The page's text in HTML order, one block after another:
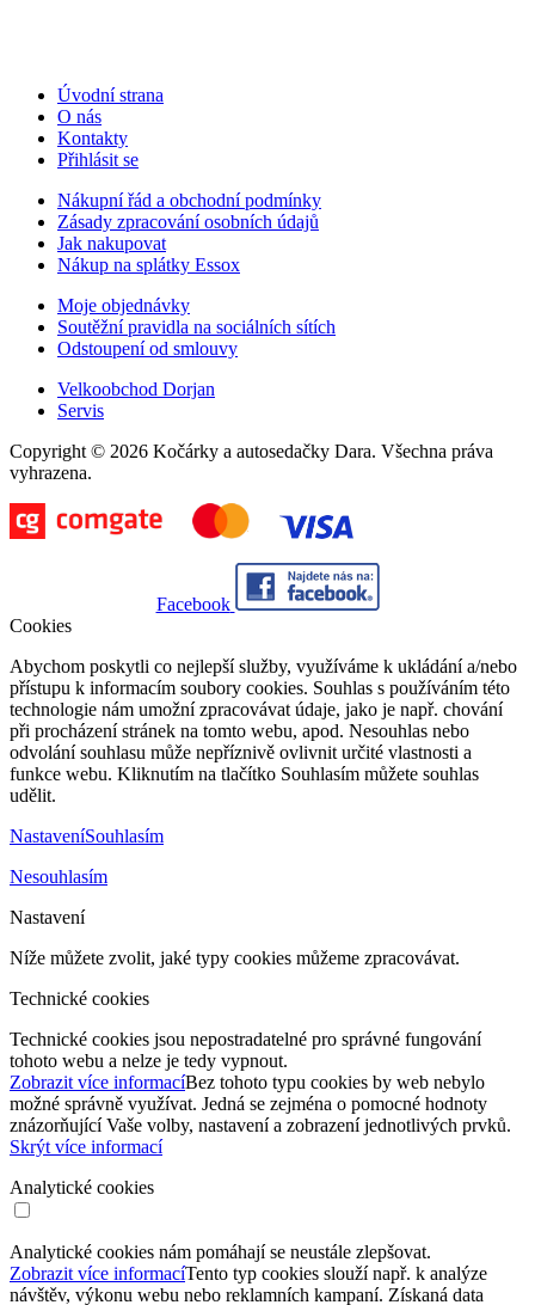
Úvodní strana
O nás
Kontakty
Přihlásit se
Nákupní řád a obchodní podmínky
Zásady zpracování osobních údajů
Jak nakupovat
Nákup na splátky Essox
Moje objednávky
Soutěžní pravidla na sociálních sítích
Odstoupení od smlouvy
Velkoobchod Dorjan
Servis
Copyright © 2026 Kočárky a autosedačky Dara. Všechna práva
vyhrazena.
Facebook
Cookies
Abychom poskytli co nejlepší služby, využíváme k ukládání a/nebo
přístupu k informacím soubory cookies. Souhlas s používáním této
technologie nám umožní zpracovávat údaje, jako je např. chování
při procházení stránek na tomto webu, apod. Nesouhlas nebo
odvolání souhlasu může nepříznivě ovlivnit určité vlastnosti a
funkce webu. Kliknutím na tlačítko Souhlasím můžete souhlas
udělit.
NastaveníSouhlasím
Nesouhlasím
Nastavení
Níže můžete zvolit, jaké typy cookies můžeme zpracovávat.
Technické cookies
Technické cookies jsou nepostradatelné pro správné fungování
tohoto webu a nelze je tedy vypnout.
Zobrazit více informacíBez tohoto typu cookies by web nebylo
možné správně využívat. Jedná se zejména o pomocné hodnoty
znázorňující Vaše volby, nastavení a zobrazení jednotlivých prvků.
Skrýt více informací
Analytické cookies
Analytické cookies nám pomáhají se neustále zlepšovat.
Zobrazit více informacíTento typ cookies slouží např. k analýze
návštěv, výkonu webu nebo reklamních kampaní. Získaná data